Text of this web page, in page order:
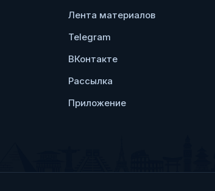
Лента материалов
Telegram
ВКонтакте
Рассылка
Приложение